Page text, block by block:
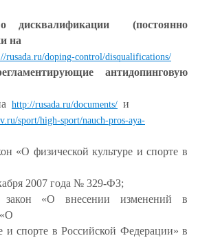
дисквалификации (постоянно
на
rusada.ru/doping-control/disqualifications/
антидопинговую
http://rusada.ru/documents/ и
sport/high-sport/nauch-pros-aya-
«О физической культуре и спорте в
2007 года № 329-ФЗ;
«О внесении изменений в
и спорте в Российской Федерации» в